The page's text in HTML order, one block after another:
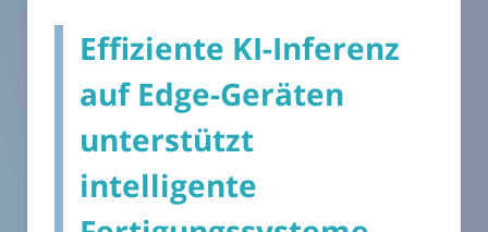
Effiziente KI-Inferenz
auf Edge-Geräten
unterstützt
intelligente